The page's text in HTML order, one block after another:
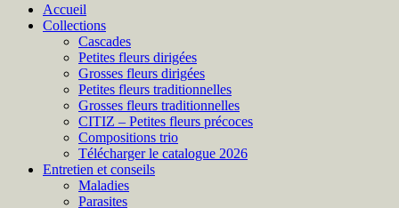
Accueil
Collections
Cascades
Petites fleurs dirigées
Grosses fleurs dirigées
Petites fleurs traditionnelles
Grosses fleurs traditionnelles
CITIZ – Petites fleurs précoces
Compositions trio
Télécharger le catalogue 2026
Entretien et conseils
Maladies
Parasites